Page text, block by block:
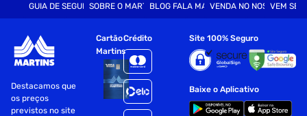
GUIA DE SEGURANÇASOBRE O MARTINSBLOG FALA MARTVENDA NO NOSSO SITE
VEM SER
Destacamos que
os preços
previstos no site
Cartão
Martins
Crédito Site 100% Seguro
Baixe o Aplicativo